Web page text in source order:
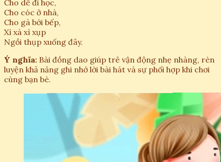
Cho dê đi học,
Cho cóc ở nhà,
Cho gà bới bếp,
Xì xà xì xụp
Ngồi thụp xuống đây.
Ý nghĩa: Bài đồng dao giúp trẻ vận động nhẹ nhàng, rèn
luyện khả năng ghi nhớ lời bài hát và sự phối hợp khi chơi
cùng bạn bè.